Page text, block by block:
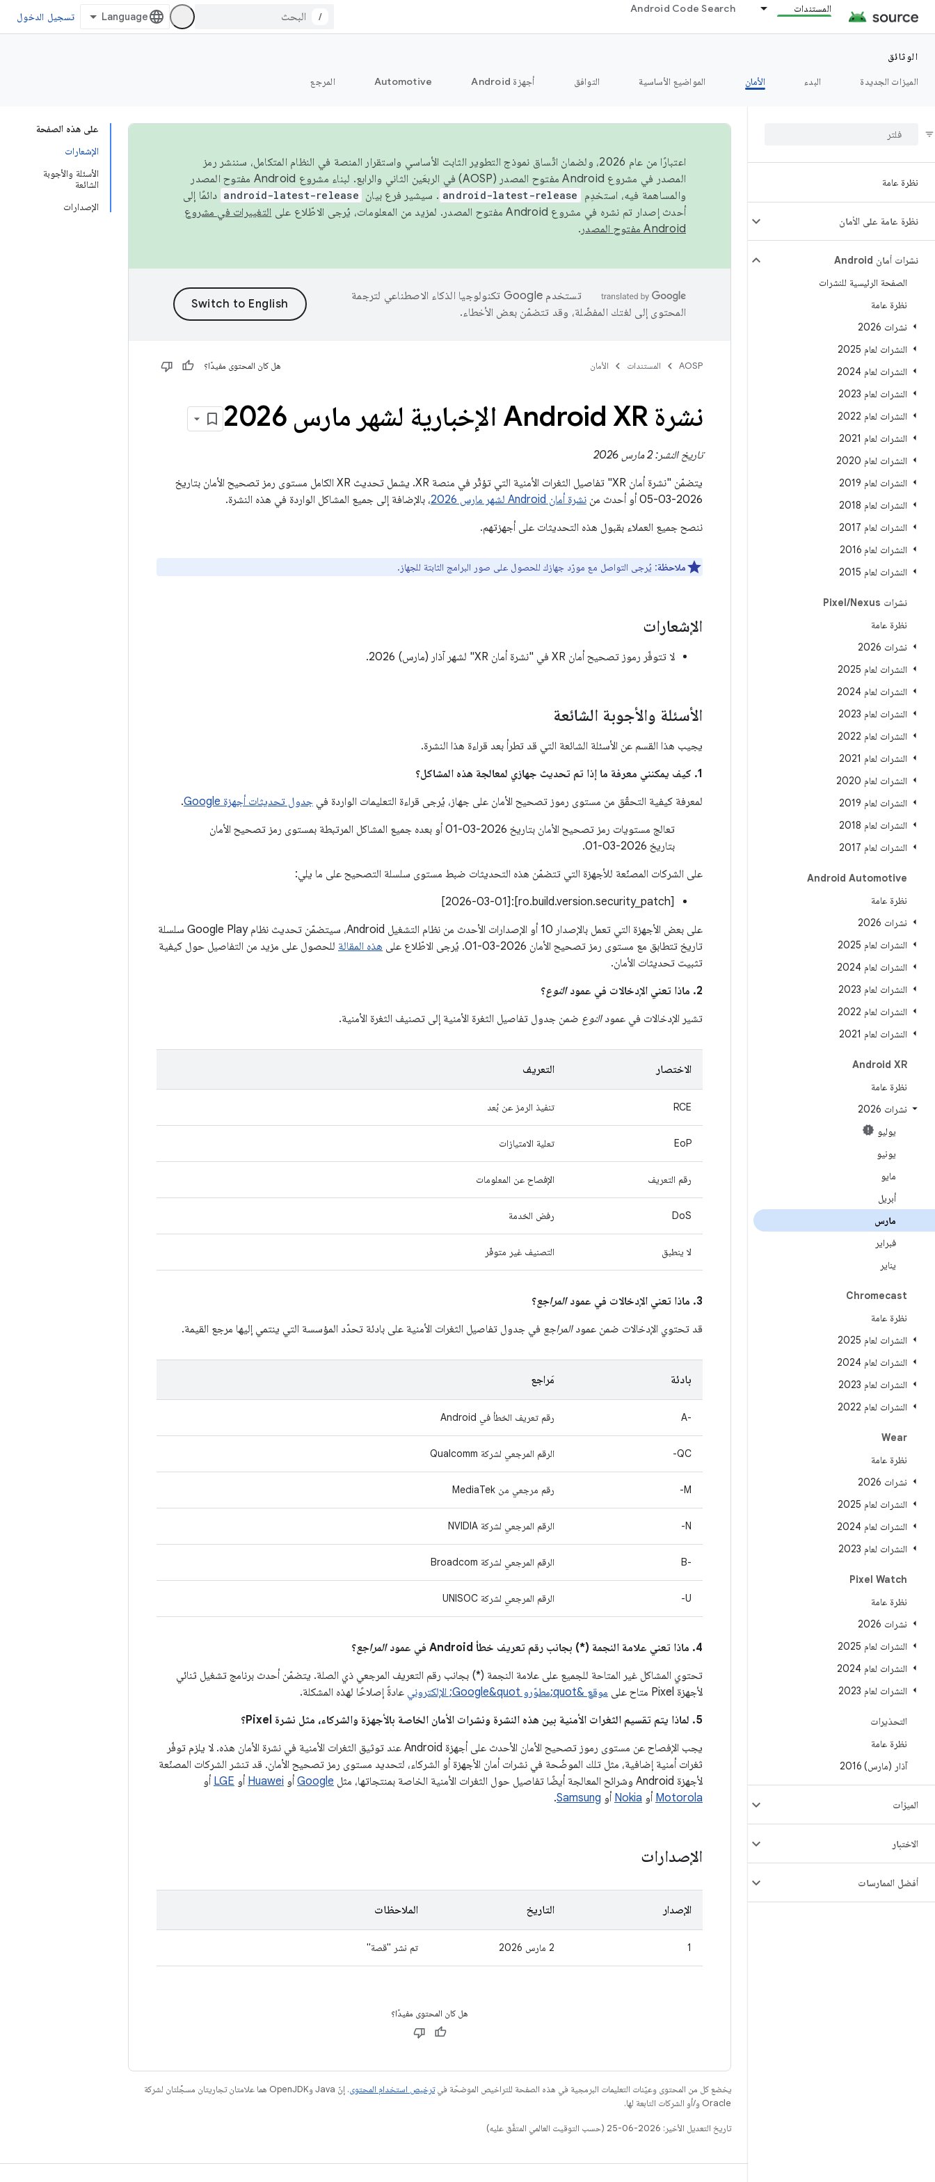
المستندات Android Code Search
/ تسجيل الدخول
الوثائق
الميزات الجديدة
البدء الأمان المواضيع الأساسية التوافق أجهزة Android Automotive المرجع
نظرة عامة
نظرة عامة على الأمان
نشرات أمان Android
الصفحة الرئيسية للنشرات
نظرة عامة
نشرات 2026
النشرات لعام 2025
النشرات لعام 2024
النشرات لعام 2023
النشرات لعام 2022
النشرات لعام 2021
النشرات لعام 2020
النشرات لعام 2019
النشرات لعام 2018
النشرات لعام 2017
النشرات لعام 2016
النشرات لعام 2015
نشرات Pixel /Nexus
نظرة عامة
نشرات 2026
النشرات لعام 2025
النشرات لعام 2024
النشرات لعام 2023
النشرات لعام 2022
النشرات لعام 2021
النشرات لعام 2020
النشرات لعام 2019
النشرات لعام 2018
النشرات لعام 2017
Android Automotive
نظرة عامة
نشرات 2026
النشرات لعام 2025
النشرات لعام 2024
النشرات لعام 2023
النشرات لعام 2022
النشرات لعام 2021
Android XR
نظرة عامة
نشرات 2026
يوليو
يونيو
مايو
أبريل
مارس
فبراير
يناير
Chromecast
نظرة عامة
النشرات لعام 2025
النشرات لعام 2024
النشرات لعام 2023
النشرات لعام 2022
Wear
نظرة عامة
نشرات 2026
النشرات لعام 2025
النشرات لعام 2024
النشرات لعام 2023
Pixel Watch
نظرة عامة
نشرات 2026
النشرات لعام 2025
النشرات لعام 2024
النشرات لعام 2023
التحذيرات
نظرة عامة
آذار (مارس) 2016
الميزات
الاختبار
أفضل الممارسات
على هذه الصفحة
الإشعارات
الأسئلة والأجوبة
الشائعة
الإصدارات
اعتبارًا من عام 2026، ولضمان اتّساق نموذج التطوير الثابت الأساسي واستقرار المنصة في النظام المتكامل، سننشر رمز
المصدر في مشروع Android مفتوح المصدر (AOSP) في الربعَين الثاني والرابع. لبناء مشروع Android مفتوح المصدر
والمساهمة فيه، استخدِم
android-latest-release . سيشير فرع بيان android-latest-release دائمًا إلى
أحدث إصدار تم نشره في مشروع Android مفتوح المصدر. لمزيد من المعلومات، يُرجى الاطّلاع على
التغييرات في مشروع
Android مفتوح المصدر
.
تستخدم Google تكنولوجيا الذكاء الاصطناعي لترجمة
المحتوى إلى لغتك المفضّلة، وقد تتضمّن بعض الأخطاء.
AOSP المستندات الأمان هل كان المحتوى مفيدًا؟
نشرة Android XR الإخبارية لشهر مارس 2026
تاريخ النشر: 2 مارس 2026
يتضمّن "نشرة أمان XR" تفاصيل الثغرات الأمنية التي تؤثّر في منصة XR. يشمل تحديث XR الكامل مستوى رمز تصحيح الأمان بتاريخ
2026-03-05 أو أحدث من
نشرة أمان Android لشهر مارس 2026
، بالإضافة إلى جميع المشاكل الواردة في هذه النشرة.
ننصح جميع العملاء بقبول هذه التحديثات على أجهزتهم.
ملاحظة: يُرجى التواصل مع مورّد جهازك للحصول على صور البرامج الثابتة للجهاز.
الإشعارات
لا تتوفّر رموز تصحيح أمان XR في "نشرة أمان XR" لشهر آذار (مارس) 2026.
الأسئلة والأجوبة الشائعة
يجيب هذا القسم عن الأسئلة الشائعة التي قد تطرأ بعد قراءة هذا النشرة.
1. كيف يمكنني معرفة ما إذا تم تحديث جهازي لمعالجة هذه المشاكل؟
لمعرفة كيفية التحقّق من مستوى رموز تصحيح الأمان على جهاز، يُرجى قراءة التعليمات الواردة في جدول تحديثات أجهزة Google
.
تعالج مستويات رمز تصحيح الأمان بتاريخ 2026-03-01 أو بعده جميع المشاكل المرتبطة بمستوى رمز تصحيح الأمان
بتاريخ 2026-03-01.
على الشركات المصنّعة للأجهزة التي تتضمّن هذه التحديثات ضبط مستوى سلسلة التصحيح على ما يلي:
[ro.build.version.security_patch]:[2026-03-01]
على بعض الأجهزة التي تعمل بالإصدار 10 أو الإصدارات الأحدث من نظام التشغيل Android، سيتضمّن تحديث نظام Google Play سلسلة
تاريخ تتطابق مع مستوى رمز تصحيح الأمان 2026-03-01. يُرجى الاطّلاع على
هذه المقالة للحصول على مزيد من التفاصيل حول كيفية
تثبيت تحديثات الأمان.
2. ماذا تعني الإدخالات في عمود
النوع؟
تشير الإدخالات في عمودالنوع ضمن جدول تفاصيل الثغرة الأمنية إلى تصنيف الثغرة الأمنية.
الاختصار التعريف
RCE تنفيذ الرمز عن بُعد
EoP تعلية الامتيازات
رقم التعريف الإفصاح عن المعلومات
DoS رفض الخدمة
لا ينطبق التصنيف غير متوفّر
3. ماذا تعني الإدخالات في عمود المراجع؟
قد تحتوي الإدخالات ضمن عمودالمراجع في جدول تفاصيل الثغرات الأمنية على بادئة تحدّد المؤسسة التي ينتمي إليها مرجع القيمة.
بادئة مَراجع
A-‎ رقم تعريف الخطأ في Android
QC- الرقم المرجعي لشركة Qualcomm
M- رقم مرجعي من MediaTek
N- الرقم المرجعي لشركة NVIDIA
B-‎ الرقم المرجعي لشركة Broadcom
U- الرقم المرجعي لشركة UNISOC
‫4. ماذا تعني علامة النجمة (*) بجانب رقم تعريف خطأ Android في عمود المراجع؟
تحتوي المشاكل غير المتاحة للجميع على علامة النجمة (*) بجانب رقم التعريف المرجعي ذي الصلة. يتضمّن أحدث برنامج تشغيل ثنائي
لأجهزة Pixel متاح على
موقع &quot;مطوّرو Google&quot; الإلكتروني
عادةً إصلاحًا لهذه المشكلة.
‫5. لماذا يتم تقسيم الثغرات الأمنية بين هذه النشرة ونشرات الأمان الخاصة بالأجهزة والشركاء، مثل نشرة Pixel؟
يجب الإفصاح عن مستوى رموز تصحيح الأمان الأحدث على أجهزة Android عند توثيق الثغرات الأمنية في نشرة الأمان هذه. لا يلزم توفّر
ثغرات أمنية إضافية، مثل تلك الموضّحة في نشرات أمان الأجهزة أو الشركاء، لتحديد مستوى رمز تصحيح الأمان. قد تنشر الشركات المصنّعة
لأجهزة Android وشرائح المعالجة أيضًا تفاصيل حول الثغرات الأمنية الخاصة بمنتجاتها، مثل
Google أو Huawei أو LGE أو
Motorola أو Nokia أو Samsung
.
الإصدارات
الإصدار التاريخ الملاحظات
1 ‫2 مارس 2026 تم نشر "قصة"
هل كان المحتوى مفيدًا؟
يخضع كل من المحتوى وعيّنات التعليمات البرمجية في هذه الصفحة للتراخيص الموضحّة فيترخيص استخدام المحتوى
. إنّ Java وOpenJDK هما علامتان تجاريتان مسجَّلتان لشركة
Oracle و/أو الشركات التابعة لها.
تاريخ التعديل الأخير: 2026-06-25 (حسب التوقيت العالمي المتفَّق عليه)